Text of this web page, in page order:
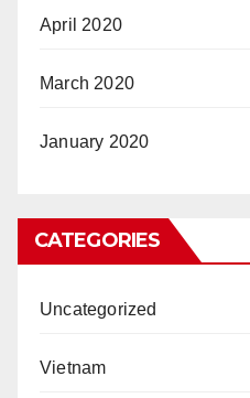
April 2020
March 2020
January 2020
CATEGORIES
Uncategorized
Vietnam